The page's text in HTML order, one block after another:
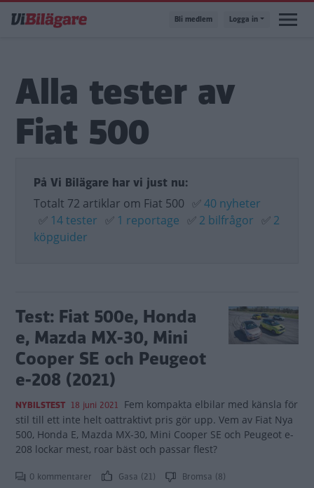
till
Bli medlem Logga in
Alla tester av
Fiat 500
På Vi Bilägare har vi just nu:
Totalt 72 artiklar om Fiat 500 ✅40 nyheter
✅ 14 tester ✅ 1 reportage ✅ 2 bilfrågor ✅ 2
köpguider
Test: Fiat 500e, Honda
e, Mazda MX-30, Mini
Cooper SE och Peugeot
e-208 (2021)
NYBILSTEST 18 juni 2021 Fem kompakta elbilar med känsla för
stil till ett inte helt oattraktivt pris gör upp. Vem av Fiat Nya
500, Honda E, Mazda MX-30, Mini Cooper SE och Peugeot e-
208 lockar mest, roar bäst och passar flest?
0 kommentarer Gasa (21) Bromsa (8)